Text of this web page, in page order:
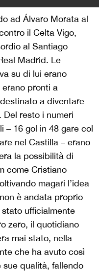
ad Álvaro Morata al
il Celta Vigo,
al Santiago
Madrid. Le
su di lui erano
pronti a
a diventare
Del resto i numeri
– 16 gol in 48 gare col
nel Castilla – erano
la possibilità di
come Cristiano
magari l’idea
è andata proprio
ufficialmente
zero, il quotidiano
mai stato, nella
che ha avuto così
qualità, fallendo